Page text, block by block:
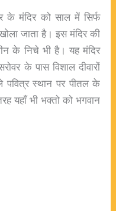
के मंदिर को साल में सिर्फ
जाता है। इस मंदिर की
के निचे भी है। यह मंदिर
के पास विशाल दीवारों
स्थान पर पीतल के
यहाँ भी भक्तो को भगवान